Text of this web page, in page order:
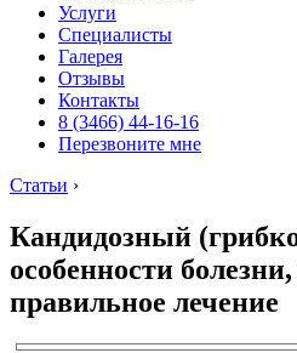
Услуги
Специалисты
Галерея
Отзывы
Контакты
8 (3466) 44-16-16
Перезвоните мне
Статьи ›
Кандидозный
особенности
правильное лечение